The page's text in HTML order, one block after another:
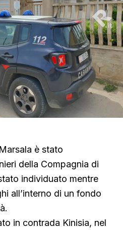
è stato
della Compagnia di
individuato mentre
all’interno di un fondo
in contrada Kinisia, nel